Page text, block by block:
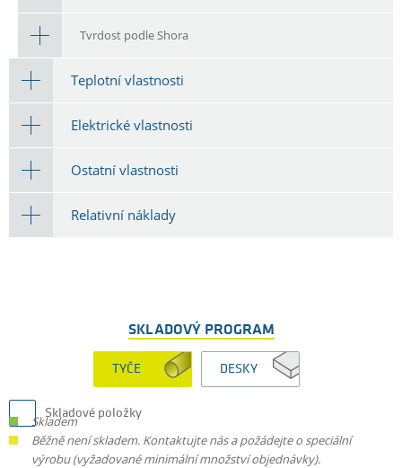
Tvrdost podle Shora
Teplotní vlastnosti
Elektrické vlastnosti
Ostatní vlastnosti
Relativní náklady
SKLADOVÝ PROGRAM
TYČE DESKY
Skladové položky
Skladem
Běžně není skladem. Kontaktujte nás a požádejte o speciální
výrobu (vyžadované minimální množství objednávky).